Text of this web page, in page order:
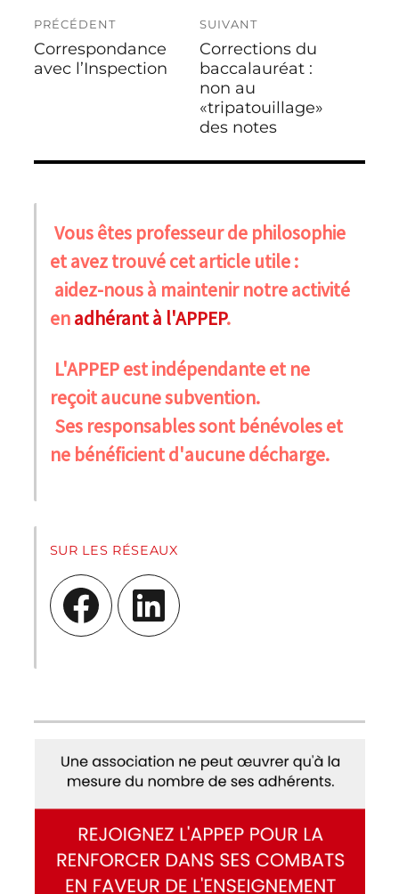
de
l’article
PRÉCÉDENT
Publication
précédente :
Correspondance
avec l’Inspection
SUIVANT
Publication
suivante :
Corrections du
baccalauréat :
non au
«tripatouillage»
des notes
Vous êtes professeur de philosophie
et avez trouvé cet article utile :
aidez-nous à maintenir notre activité
enadhérant à l'APPEP.
L'APPEP est indépendante et ne
reçoit aucune subvention.
Ses responsables sont bénévoles et
ne bénéficient d'aucune décharge.
SUR LES RÉSEAUX
Facebook LinkedIn